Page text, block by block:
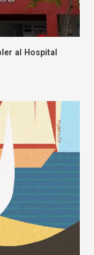
al Hospital